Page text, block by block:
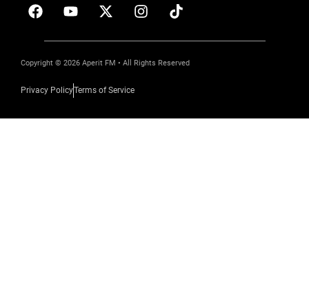
Copyright © 2026 Aperit FM • All Rights Reserved
Privacy PolicyTerms of Service